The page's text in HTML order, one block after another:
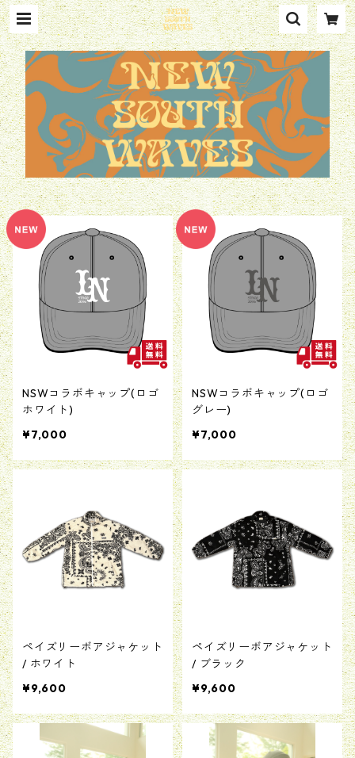
NSWコラボキャップ(ロゴ
ホワイト)
¥7,000
NSWコラボキャップ(ロゴ
グレー)
¥7,000
ペイズリーボアジャケット
/ ホワイト
¥9,600
ペイズリーボアジャケット
/ ブラック
¥9,600